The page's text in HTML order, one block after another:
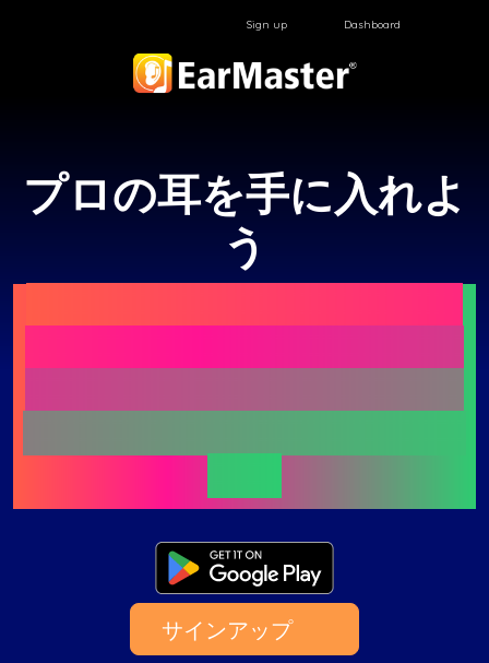
Sign up Dashboard
プロの耳を手に入れよ
う
サインアップ